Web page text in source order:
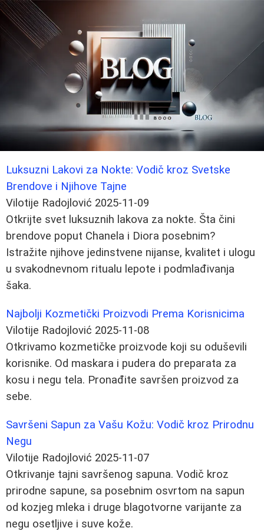
Luksuzni Lakovi za Nokte: Vodič kroz Svetske
Brendove i Njihove Tajne
Vilotije Radojlović 2025-11-09
Otkrijte svet luksuznih lakova za nokte. Šta čini
brendove poput Chanela i Diora posebnim?
Istražite njihove jedinstvene nijanse, kvalitet i ulogu
u svakodnevnom ritualu lepote i podmlađivanja
šaka.
Najbolji Kozmetički Proizvodi Prema Korisnicima
Vilotije Radojlović 2025-11-08
Otkrivamo kozmetičke proizvode koji su oduševili
korisnike. Od maskara i pudera do preparata za
kosu i negu tela. Pronađite savršen proizvod za
sebe.
Savršeni Sapun za Vašu Kožu: Vodič kroz Prirodnu
Negu
Vilotije Radojlović 2025-11-07
Otkrivanje tajni savršenog sapuna. Vodič kroz
prirodne sapune, sa posebnim osvrtom na sapun
od kozjeg mleka i druge blagotvorne varijante za
negu osetljive i suve kože.